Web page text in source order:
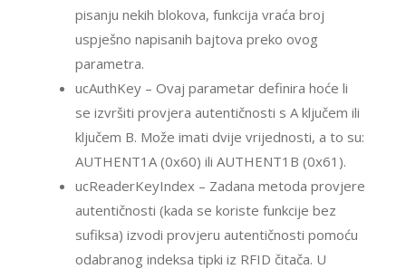
pisanju nekih blokova, funkcija vraća broj
uspješno napisanih bajtova preko ovog
parametra.
ucAuthKey – Ovaj parametar definira hoće li
se izvršiti provjera autentičnosti s A ključem ili
ključem B. Može imati dvije vrijednosti, a to su:
AUTHENT1A (0x60) ili AUTHENT1B (0x61).
ucReaderKeyIndex – Zadana metoda provjere
autentičnosti (kada se koriste funkcije bez
sufiksa) izvodi provjeru autentičnosti pomoću
odabranog indeksa tipki iz RFID čitača. U